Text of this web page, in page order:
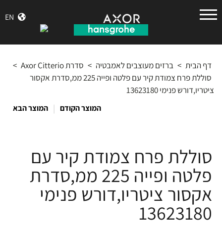
EN
גרואה
דף הבית > ברזים מעוצבים לאמבטיה > סדרת Axor Citterio
>
סוללת פרח צמודת קיר עם פלטה ופייה 225 ממ,סדרת אקסור
ציטריו,דורש פנימי 13623180
המוצר הקודם | המוצר הבא
סוללת פרח צמודת קיר עם
פלטה ופייה 225 ממ,סדרת
אקסור ציטריו,דורש פנימי
13623180